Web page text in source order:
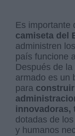
Es importante
camiseta del
administren
país funcione
Después de
armado es un
para
innovadoras,
dotadas de
y humanos